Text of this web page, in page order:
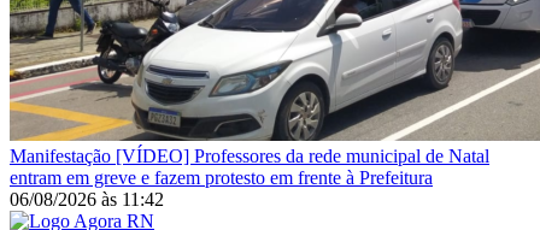
Manifestação [VÍDEO] Professores da rede municipal de Natal
entram em greve e fazem protesto em frente à Prefeitura
06/08/2026 às 11:42